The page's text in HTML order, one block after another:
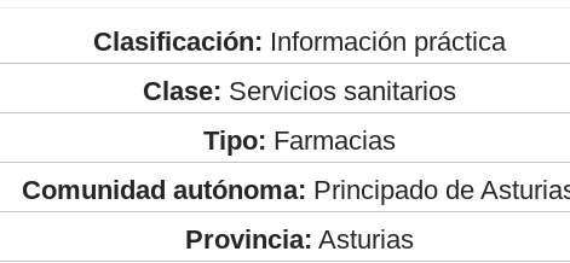
Clasificación: Información práctica
Clase: Servicios sanitarios
Tipo: Farmacias
Comunidad autónoma: Principado de
Provincia: Asturias